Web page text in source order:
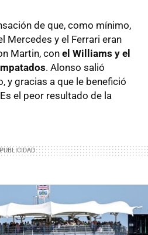
de que, como mínimo,
Mercedes y el Ferrari eran
Martin, con el Williams y el
. Alonso salió
y gracias a que le benefició
el peor resultado de la